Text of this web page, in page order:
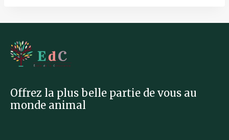
Offrez la plus belle partie de vous au
monde animal